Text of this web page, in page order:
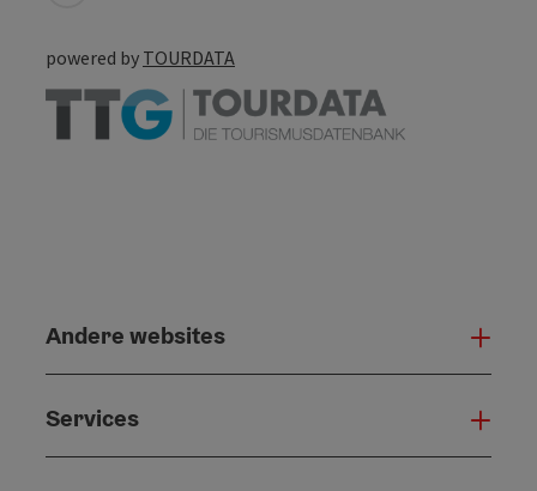
powered by TOURDATA
Andere websites
Services